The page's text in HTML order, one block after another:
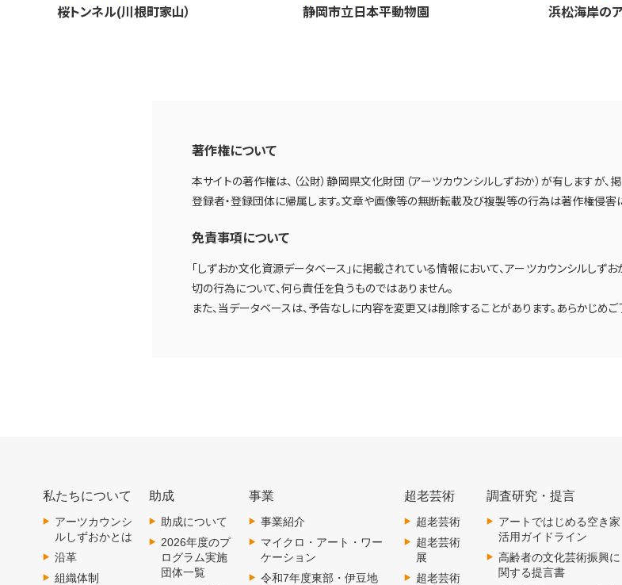
桜トンネル(川根町家山） 静岡市立日本平動物園 浜松海岸の
著作権について
本サイトの著作権は、（公財）静岡県文化財団（アーツカウンシルしずおか）が有しますが
登録者・登録団体に帰属します。文章や画像等の無断転載及び複製等の行為は著作権侵害
免責事項について
「しずおか文化資源データベース」に掲載されている情報において、アーツカウンシルし
切の行為について、何ら責任を負うものではありません。
また、当データベースは、予告なしに内容を変更又は削除することがあります。あらかじめご
私たちについて
アーツカウンシ
ルしずおかとは
沿革
組織体制
助成
助成について
2026年度のプ
ログラム実施
団体一覧
事業
事業紹介
マイクロ・アート・ワー
ケーション
令和7年度東部・伊豆地
超老芸術
超老芸術
超老芸術
展
超老芸術
調査研究・提言
アートではじめる空き家
活用ガイドライン
高齢者の文化芸術振興に
関する提言書